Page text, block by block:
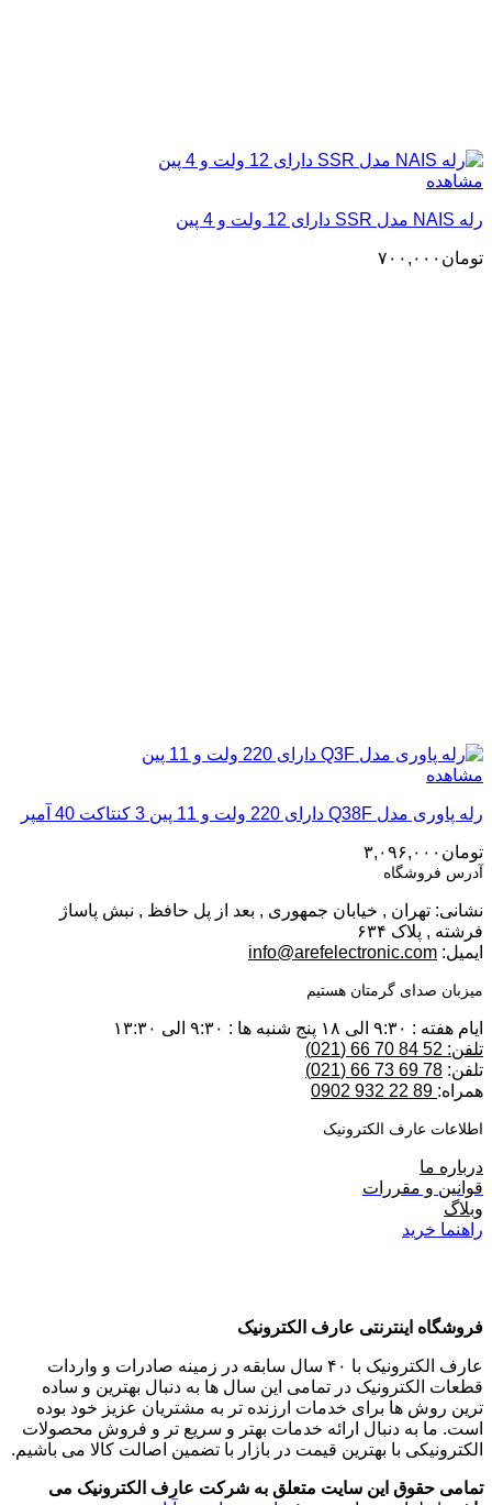
مشاهده
رله NAIS مدل SSR دارای 12 ولت و 4 پین
تومان ۷۰۰,۰۰۰
مشاهده
رله پاوری مدل Q38F دارای 220 ولت و 11 پین 3 کنتاکت 40 آمپر
تومان ۳,۰۹۶,۰۰۰
آدرس فروشگاه
نشانی: تهران , خیابان جمهوری , بعد از پل حافظ , نبش پاساژ
فرشته , پلاک ۶۳۴
ایمیل: info@arefelectronic.com
میزبان صدای گرمتان هستیم
ایام هفته : ۹:۳۰ الی ۱۸ پنج شنبه ها : ۹:۳۰ الی ۱۳:۳۰
تلفن: 52 84 70 66 (021)
تلفن: 78 69 73 66 (021)
همراه:
اطلاعات عارف الکترونیک
درباره ما
قوانین و مقررات
وبلاگ
راهنما خرید
فروشگاه اینترنتی عارف الکترونیک
عارف الکترونیک با ۴۰ سال سابقه در زمینه صادرات و واردات
قطعات الکترونیک در تمامی این سال ها به دنبال بهترین و ساده
ترین روش ها برای خدمات ارزنده تر به مشتریان عزیز خود بوده
است. ما به دنبال ارائه خدمات بهتر و سریع تر و فروش محصولات
الکترونیکی با بهترین قیمت در بازار با تضمین اصالت کالا می باشیم.
تمامی حقوق این سایت متعلق به شرکت عارف الکترونیک می